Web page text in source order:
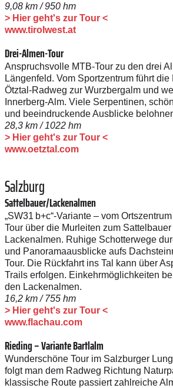
9,08 km / 950 hm
> Hier geht's zur Tour <
www.tirolwest.at
Drei-Almen-Tour
Anspruchsvolle MTB-Tour zu den drei
Längenfeld. Vom Sportzentrum führt die
Ötztal-Radweg zur Wurzbergalm und
Innerberg-Alm. Viele Serpentinen,
und beeindruckende Ausblicke
28,3 km / 1022 hm
> Hier geht's zur Tour <
www.oetztal.com
Salzburg
Sattelbauer/Lackenalmen
„SW31 b+c“-Variante – vom
Tour über die Murleiten zum
Lackenalmen. Ruhige Schotterwege
und Panoramaausblicke aufs
Tour. Die Rückfahrt ins Tal kann über
Trails erfolgen. Einkehrmöglichkeiten
den Lackenalmen.
16,2 km / 755 hm
> Hier geht's zur Tour <
www.flachau.com
Rieding – Variante Bartlalm
Wunderschöne Tour im Salzburger
folgt man dem Radweg Richtung
klassische Route passiert zahlreiche